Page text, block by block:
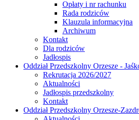
Opłaty i nr rachunku
Rada rodziców
Klauzula informacyjna
Archiwum
Kontakt
Dla rodziców
Jadłospis
Oddział Przedszkolny Orzesze -
Rekrutacja 2026/2027
Aktualności
Jadłospis przedszkolny
Kontakt
Oddział Przedszkolny Orzesze-